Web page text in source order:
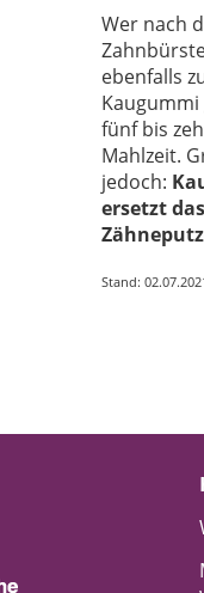
Wer nach
ebenfalls
fünf bis
Mahlzeit.
jedoch:
ersetzt
Stand: